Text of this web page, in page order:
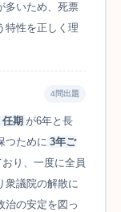
多いため、死票
特性を正しく理
4問出題
任期 が6年と長
つために 3年ご
り、一度に全員
衆議院の解散に
治の安定を図っ